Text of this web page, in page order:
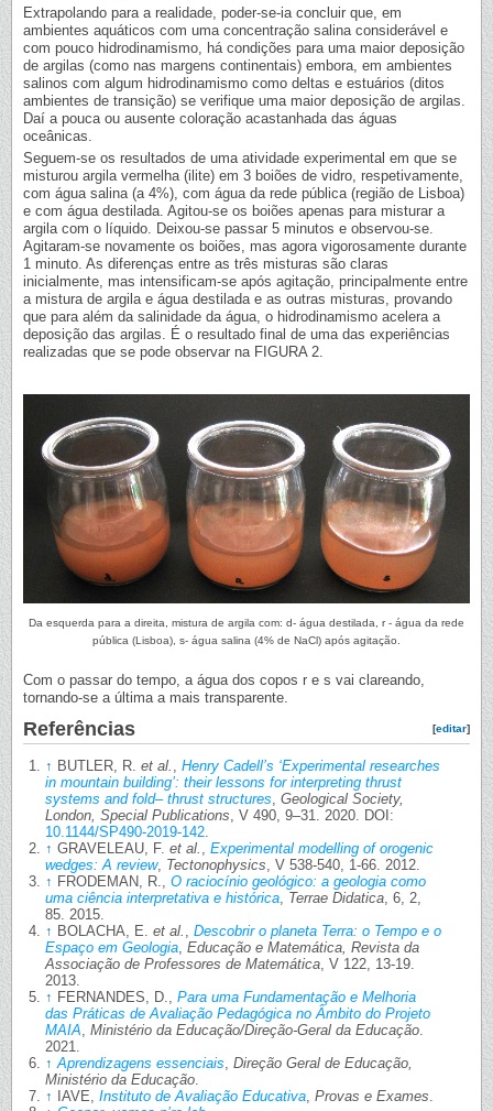
Extrapolando para a realidade, poder-se-ia concluir que, em
ambientes aquáticos com uma concentração salina considerável e
com pouco hidrodinamismo, há condições para uma maior deposição
de argilas (como nas margens continentais) embora, em ambientes
salinos com algum hidrodinamismo como deltas e estuários (ditos
ambientes de transição) se verifique uma maior deposição de argilas.
Daí a pouca ou ausente coloração acastanhada das águas
oceânicas.
Seguem-se os resultados de uma atividade experimental em que se
misturou argila vermelha (ilite) em 3 boiões de vidro, respetivamente,
com água salina (a 4%), com água da rede pública (região de Lisboa)
e com água destilada. Agitou-se os boiões apenas para misturar a
argila com o líquido. Deixou-se passar 5 minutos e observou-se.
Agitaram-se novamente os boiões, mas agora vigorosamente durante
1 minuto. As diferenças entre as três misturas são claras
inicialmente, mas intensificam-se após agitação, principalmente entre
a mistura de argila e água destilada e as outras misturas, provando
que para além da salinidade da água, o hidrodinamismo acelera a
deposição das argilas. É o resultado final de uma das experiências
realizadas que se pode observar na FIGURA 2.
Da esquerda para a direita, mistura de argila com: d- água destilada, r - água da rede
pública (Lisboa), s- água salina (4% de NaCl) após agitação.
Com o passar do tempo, a água dos copos r e s vai clareando,
tornando-se a última a mais transparente.
[editar]
Referências
↑ BUTLER, R. et al. , Henry Cadell’s ‘Experimental researches
in mountain building’: their lessons for interpreting thrust
systems and fold– thrust structures, Geological Society,
London, Special Publications, V 490, 9–31. 2020. DOI:
10.1144/SP490-2019-142.
↑ GRAVELEAU, F. et al. , Experimental modelling of orogenic
wedges: A review, Tectonophysics, V 538-540, 1-66. 2012.
↑ FRODEMAN, R., O raciocínio geológico: a geologia como
uma ciência interpretativa e histórica, Terrae Didatica, 6, 2,
85. 2015.
↑ BOLACHA, E. et al. , Descobrir o planeta Terra: o Tempo e o
Espaço em Geologia, Educação e Matemática, Revista da
Associação de Professores de Matemática, V 122, 13-19.
2013.
↑ FERNANDES, D., Para uma Fundamentação e Melhoria
das Práticas de Avaliação Pedagógica no Âmbito do Projeto
MAIA, Ministério da Educação/Direção-Geral da Educação.
2021.
↑ Aprendizagens essenciais, Direção Geral de Educação,
Ministério da Educação.
↑
IAVE, Instituto de Avaliação Educativa, Provas e Exames.